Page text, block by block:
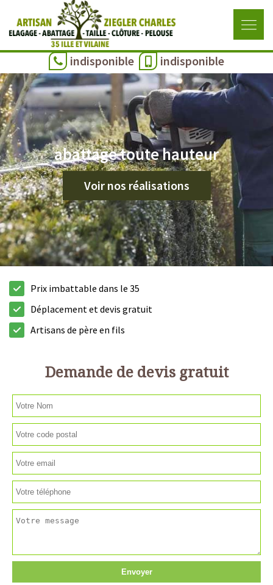
indisponible indisponible
abattage toute hauteur
Voir nos réalisations
Prix imbattable dans le 35
Déplacement et devis gratuit
Artisans de père en fils
Demande de devis gratuit